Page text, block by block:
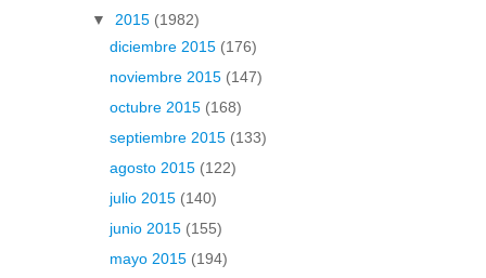
▼ 2015 (1982)
diciembre 2015 (176)
noviembre 2015 (147)
octubre 2015 (168)
septiembre 2015 (133)
agosto 2015 (122)
julio 2015 (140)
junio 2015 (155)
mayo 2015 (194)